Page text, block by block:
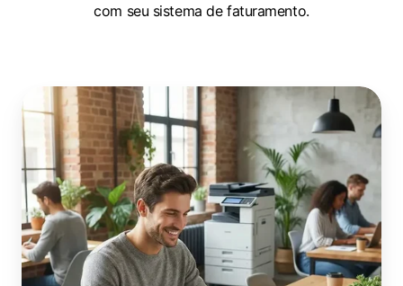
com seu sistema de faturamento.